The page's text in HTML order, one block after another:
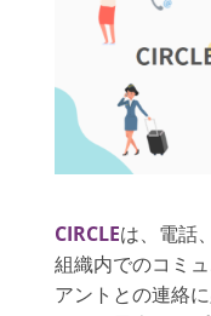
CIRCLEは、電話
組織内でのコミ
アントとの連絡